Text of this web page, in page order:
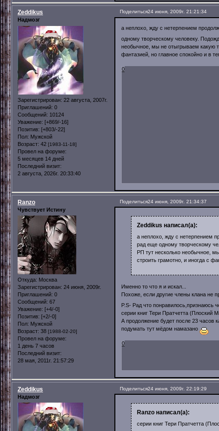
Поделиться24 июня, 2009г. 21:21:34
Zeddikus
Надмозг
Зарегистрирован: 22 августа, 2007г.
Приглашений: 0
Сообщений: 10124
Уважение: [+869/-16]
Позитив: [+803/-22]
Пол: Мужской
Возраст: 42 [1983-11-18]
Провел на форуме:
5 месяцев 14 дней
Последний визит:
2 августа, 2026г. 20:33:40
а неплохо, жду с нетерпением
одному творческому человеку.
необычное, мы не отыгрываем какую
фантазией, но главное спокойно и в
0
Поделиться24 июня, 2009г. 21:34:37
Ranzo
Чувствует Истину
Откуда: Москва
Зарегистрирован: 24 июня, 2009г.
Приглашений: 0
Сообщений: 67
Уважение: [+4/-0]
Позитив: [+2/-0]
Пол: Мужской
Возраст: 38 [1988-02-20]
Провел на форуме:
1 день 7 часов
Последний визит:
28 мая, 2011г. 21:57:29
Zeddikus написал(а):
а неплохо, жду с нетерпением
рад еще одному творческому
РП тут несколько необычное,
строить грамотно, и иногда с
Именно то что я и искал...
Похоже, если другие члены клана не
P.S- Рад что понравилось,признаюсь
серии книг Тери Пратчетта (Плоский
А продолжение будет после 23 часов
подумать тут мёдом намазано
0
Поделиться24 июня, 2009г. 22:19:29
Zeddikus
Надмозг
Ranzo написал(а):
серии книг Тери Пратчетта